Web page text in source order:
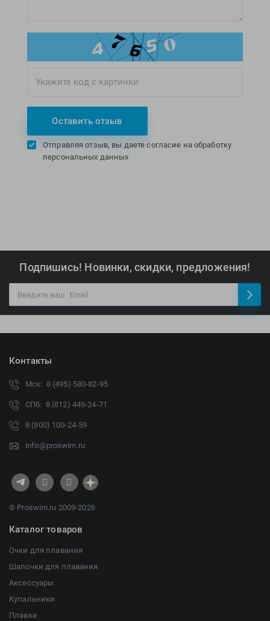
Оставить отзыв
Отправляя отзыв, вы даете согласие на обработку
персональных данных
Подпишись! Новинки, скидки, предложения!
Контакты
Мск: 8 (495) 580-82-95
СПб: 8 (812) 449-24-71
8 (800) 100-24-59
info@proswim.ru
© Proswim.ru 2009-2026
Каталог товаров
Очки для плавания
Шапочки для плавания
Аксессуары
Купальники
Плавки